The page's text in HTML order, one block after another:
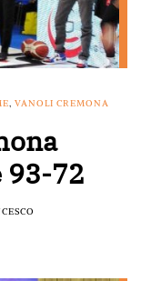
, VANOLI CREMONA
93-72